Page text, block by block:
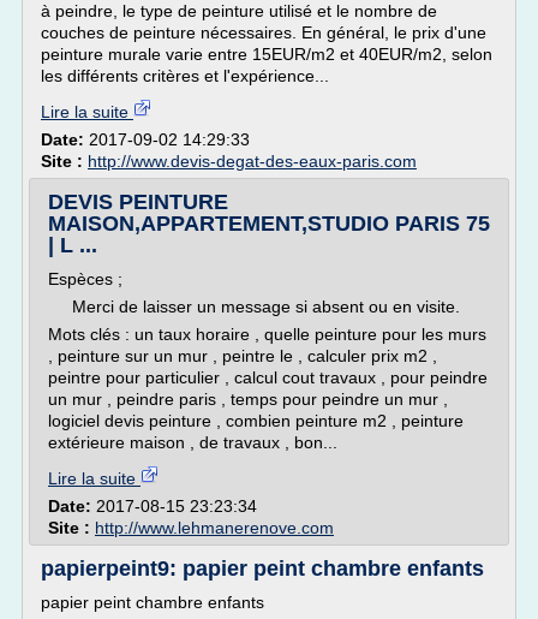
à peindre, le type de peinture utilisé et le nombre de
couches de peinture nécessaires. En général, le prix d'une
peinture murale varie entre 15EUR/m2 et 40EUR/m2, selon
les différents critères et l'expérience...
Lire la suite
Date: 2017-09-02 14:29:33
Site : http://www.devis-degat-des-eaux-paris.com
DEVIS PEINTURE
MAISON,APPARTEMENT,STUDIO PARIS 75
| L ...
Espèces ;
Merci de laisser un message si absent ou en visite.
Mots clés : un taux horaire , quelle peinture pour les murs
, peinture sur un mur , peintre le , calculer prix m2 ,
peintre pour particulier , calcul cout travaux , pour peindre
un mur , peindre paris , temps pour peindre un mur ,
logiciel devis peinture , combien peinture m2 , peinture
extérieure maison , de travaux , bon...
Lire la suite
Date: 2017-08-15 23:23:34
Site : http://www.lehmanerenove.com
papierpeint9: papier peint chambre enfants
papier peint chambre enfants